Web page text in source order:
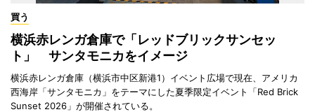
買う
横浜赤レンガ倉庫で「レッドブリックサンセッ
ト」 サンタモニカをイメージ
横浜赤レンガ倉庫（横浜市中区新港1）イベント広場で現在、アメリカ
西海岸「サンタモニカ」をテーマにした夏季限定イベント「Red Brick
Sunset 2026」が開催されている。